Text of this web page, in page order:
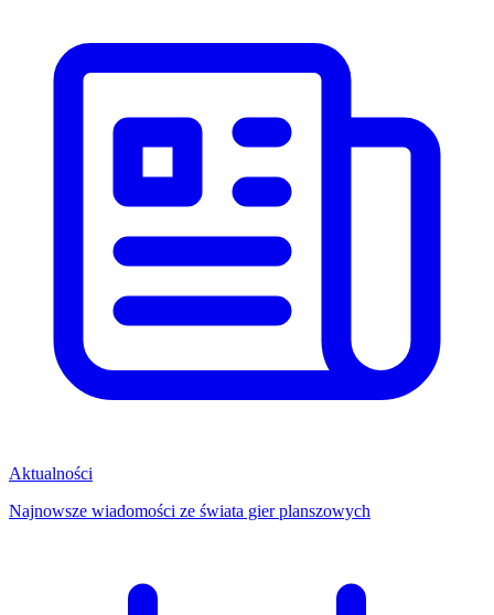
Aktualności
Najnowsze wiadomości ze świata gier planszowych